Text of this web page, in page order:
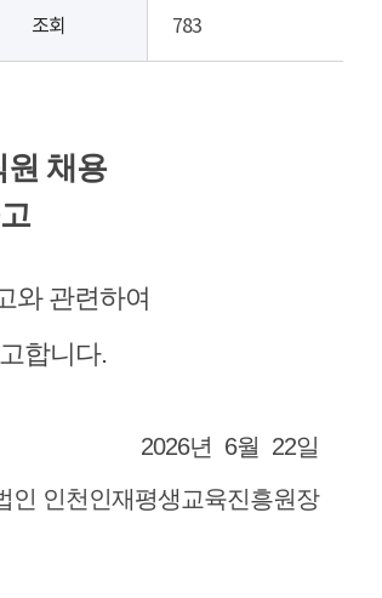
조회 783
원 채용
와 관련하여
합니다.
2026년 6월 22일
인 인천인재평생교육진흥원장